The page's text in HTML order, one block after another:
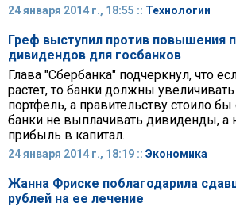
24 января 2014 г., 18:55 :: Технологии
Греф выступил против повышения
дивидендов для госбанков
Глава "Сбербанка" подчеркнул, что
растет, то банки должны
портфель, а правительству стоило
банки не выплачивать дивиденды, а
прибыль в капитал.
24 января 2014 г., 18:19 :: Экономика
Жанна Фриске поблагодарила
рублей на ее лечение